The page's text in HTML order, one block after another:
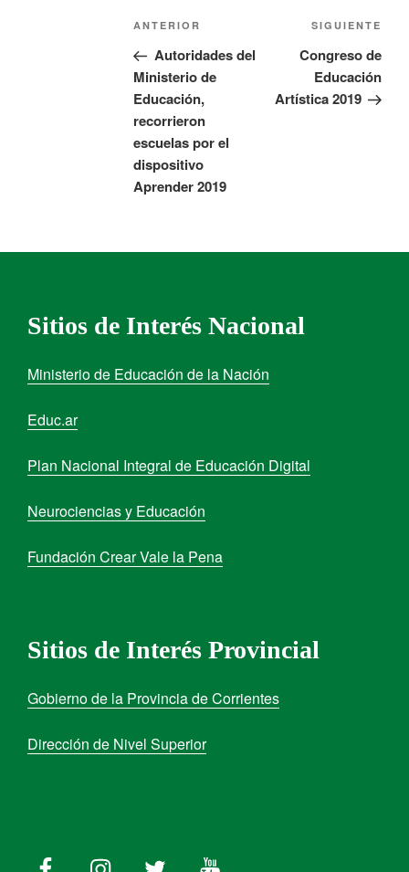
ANTERIOR
Autoridades del
Ministerio de
Educación,
recorrieron
escuelas por el
dispositivo
Aprender 2019
SIGUIENTE
Congreso de
Educación
Artística 2019
Sitios de Interés Nacional
Ministerio de Educación de la Nación
Educ.ar
Plan Nacional Integral de Educación Digital
Neurociencias y Educación
Fundación Crear Vale la Pena
Sitios de Interés Provincial
Gobierno de la Provincia de Corrientes
Dirección de Nivel Superior